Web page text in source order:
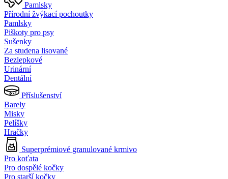
Pamlsky
Přírodní žvýkací pochoutky
Pamlsky
Piškoty pro psy
Sušenky
Za studena lisované
Bezlepkové
Urinární
Dentální
Příslušenství
Barely
Misky
Pelíšky
Hračky
Superprémiové granulované krmivo
Pro koťata
Pro dospělé kočky
Pro starší kočky